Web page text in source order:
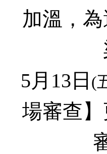
2016學生學習成果競賽
加溫，
5月 13 日 (
場審查 】